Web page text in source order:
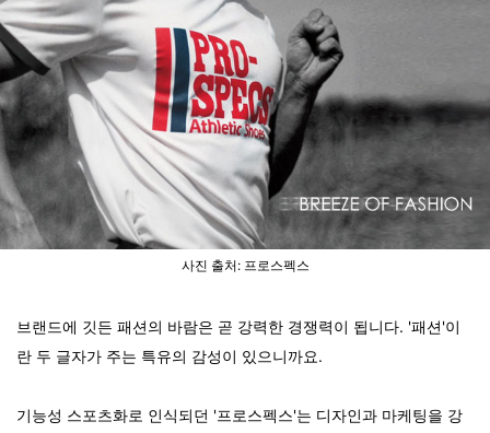
사진 출처: 프로스펙스
브랜드에 깃든 패션의 바람은 곧 강력한 경쟁력이 됩니다. '패션'이
란 두 글자가 주는 특유의 감성이 있으니까요.
기능성 스포츠화로 인식되던 '프로스펙스'는 디자인과 마케팅을 강